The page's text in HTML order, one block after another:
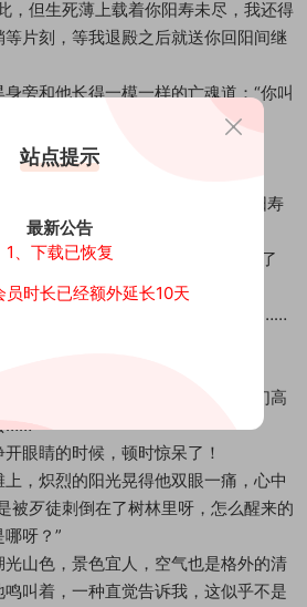
，但生死薄上载着你阳寿未尽，我还得
片刻，等我退殿之后就送你回阳间继
旁和他长得一模一样的亡魂道：“你叫
大了？”
虞国人，今年二十岁……”
地道：“大虞国是低次元空间的国
的皇子呢，这上面明明写着你阳寿
”
，我的坐骑汗血马的后屁股突然着了
我被水淹死了……”
我也不敢收你，现在就助你还阳吧……
那个龙昊一起投回阳间去吧！”
在掖下，来到了阎王殿下，把他们高
……
眼睛的时候，顿时惊呆了！
，炽烈的阳光晃得他双眼一痛，心中
被歹徒刺倒在了树林里呀，怎么醒来的
呀？”
山色，景色宜人，空气也是格外的清
叫着，一种直觉告诉我，这似乎不是
站点提示
最新公告
1、下载已恢复
员时长已经额外延长10天